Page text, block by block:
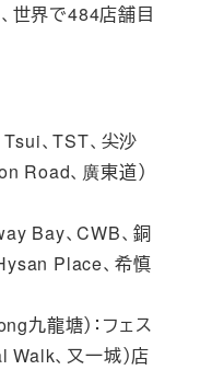
世界で484店舗目
、TST、尖沙
Road、廣東道）
Bay、CWB、銅
Hysan Place、希慎
九龍塘）：フェス
Walk、又一城）店